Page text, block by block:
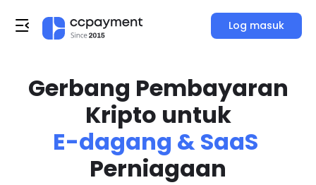
Log masuk
Gerbang Pembayaran
Kripto untuk
E-dagang & SaaS
Perniagaan